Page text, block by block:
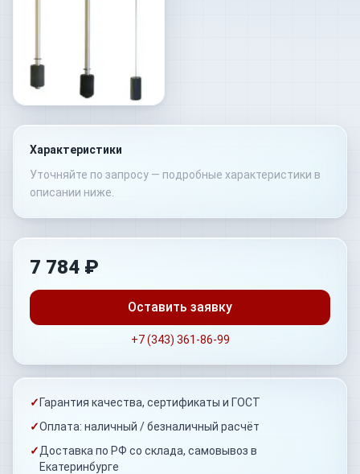
Характеристики
Уточняйте по запросу — подробные характеристики в
описании ниже.
7 784 ₽
Оставить заявку
+7 (343) 361-86-99
✓ Гарантия качества, сертификаты и ГОСТ
✓Оплата: наличный / безналичный расчёт
✓Доставка по РФ со склада, самовывоз в
Екатеринбурге